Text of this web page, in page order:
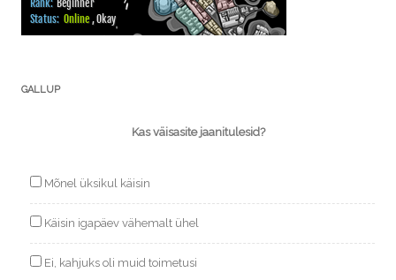
GALLUP
Kas väisasite jaanitulesid?
Mõnel üksikul käisin
Käisin igapäev vähemalt ühel
Ei, kahjuks oli muid toimetusi